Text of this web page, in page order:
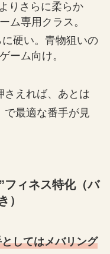
よりさらに柔らか
ム専用クラス。
に硬い。青物狙いの
ーム向け。
さえれば、あとは
で最適な番手が見
フィネス特化（バ
）
してはメバリング